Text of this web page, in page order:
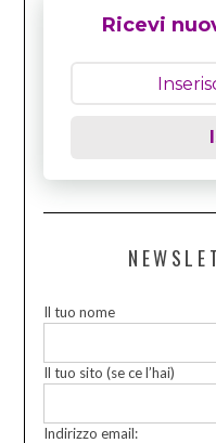
Ricevi
Il tuo nome
Il tuo sito (se ce l’hai)
Indirizzo email: